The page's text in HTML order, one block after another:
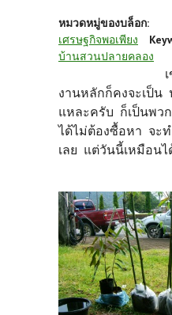
หมวดหมู่ของบล็อก:
เศรษฐกิจพอเพียง
บ้านสวนปลายคลอง
งานหลักก็คงจะเป็
แหละครับ ก็เป็นพว
ได้ไม่ต้องซื้อหา จะท
เลย แต่วันนี้เหมือน